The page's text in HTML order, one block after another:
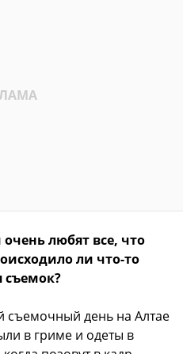
любят все, что
ли что-то
съемок?
съемочный день на Алтае
в гриме и одеты в